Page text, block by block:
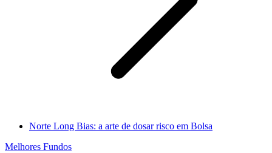
Norte Long Bias: a arte de dosar risco em Bolsa
Melhores Fundos